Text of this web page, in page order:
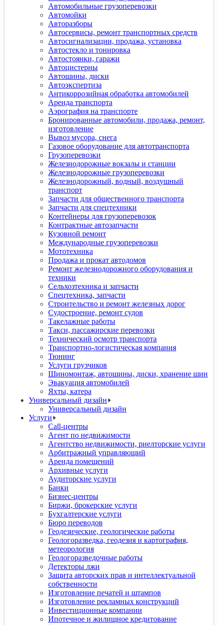
Автомобильные грузоперевозки
Автомойки
Авторазборы
Автосервисы, ремонт транспортных средств
Автосигнализации, продажа, установка
Автостекло и тонировка
Автостоянки, гаражи
Автоцистерны
Автошины, диски
Автоэкспертиза
Антикоррозийная обработка автомобилей
Аренда транспорта
Аэрография на транспорте
Бронированные автомобили, продажа, ремонт,
изготовление
Вывоз мусора, снега
Газовое оборудование для автотранспорта
Грузоперевозки
Железнодорожные вокзалы и станции
Железнодорожные грузоперевозки
Железнодорожный, водный, воздушный
транспорт
Запчасти для общественного транспорта
Запчасти для спецтехники
Контейнеры для грузоперевозок
Контрактные автозапчасти
Кузовной ремонт
Международные грузоперевозки
Мототехника
Продажа и прокат автодомов
Ремонт железнодорожного оборудования и
техники
Сельхозтехника и запчасти
Спецтехника, запчасти
Строительство и ремонт железных дорог
Судостроение, ремонт судов
Такелажные работы
Такси, пассажирские перевозки
Технический осмотр транспорта
Транспортно-логистическая компания
Тюнинг
Услуги грузчиков
Шиномонтаж, автошины, диски, хранение шин
Эвакуация автомобилей
Яхты, катера
Универсальный дизайн
Универсальный дизайн
Услуги
Call-центры
Агент по недвижимости
Агентство недвижимости, риелторские услуги
Арбитражный управляющий
Аренда помещений
Архивные услуги
Аудиторские услуги
Банки
Бизнес-центры
Биржи, брокерские услуги
Бухгалтерские услуги
Бюро переводов
Геодезические, геологические работы
Геологоразведка, геодезия и картография,
метеорология
Геологоразведочные работы
Детекторы лжи
Защита авторских прав и интеллектуальной
собственности
Изготовление печатей и штампов
Изготовление рекламных конструкций
Инвестиционные компании
Ипотечное и жилищное кредитование